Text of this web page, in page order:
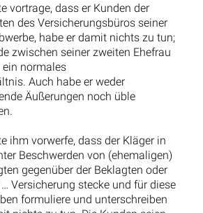
vortrage, dass er Kunden der
des Versicherungsbüros seiner
habe er damit nichts zu tun;
zwischen seiner zweiten Ehefrau
ein normales
Auch habe er weder
Äußerungen noch üble
ihm vorwerfe, dass der Kläger in
Beschwerden von (ehemaligen)
gegenüber der Beklagten oder
Versicherung stecke und für diese
formuliere und unterschreiben